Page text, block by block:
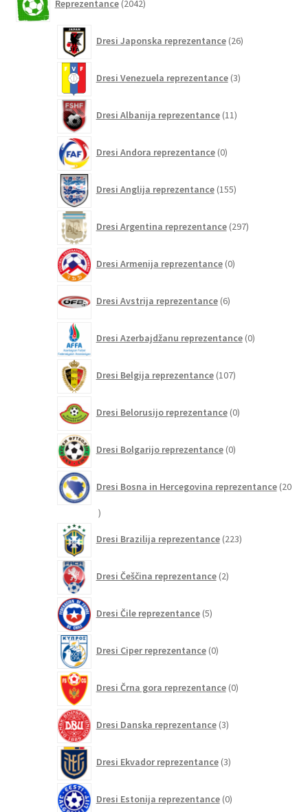
Reprezentance 2042izdelkov
Dresi Japonska reprezentance 26izdelkov
Dresi Venezuela reprezentance 3izdelki
Dresi Albanija reprezentance 11izdelkov
Dresi Andora reprezentance 0izdelkov
Dresi Anglija reprezentance 155izdelkov
Dresi Argentina reprezentance 297izdelkov
Dresi Armenija reprezentance 0izdelkov
Dresi Avstrija reprezentance 6izdelkov
Dresi Azerbajdžanu reprezentance 0izdelkov
Dresi Belgija reprezentance 107izdelkov
Dresi Belorusijo reprezentance 0izdelkov
Dresi Bolgarijo reprezentance 0izdelkov
Dresi Bosna in Hercegovina reprezentance 20
20
Dresi Brazilija reprezentance 223izdelkov
Dresi Češčina reprezentance 2izdelka
Dresi Čile reprezentance 5izdelkov
Dresi Ciper reprezentance 0izdelkov
Dresi Črna gora reprezentance 0izdelkov
Dresi Danska reprezentance 3izdelki
Dresi Ekvador reprezentance 3izdelki
Dresi Estonija reprezentance 0izdelkov